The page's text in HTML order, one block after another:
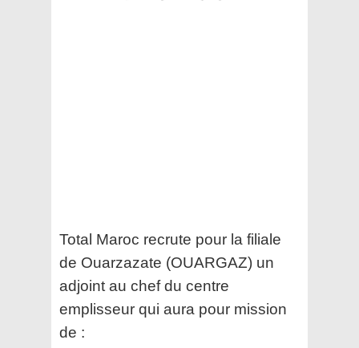
Total Maroc recrute pour la filiale
de Ouarzazate (OUARGAZ) un
adjoint au chef du centre
emplisseur qui aura pour mission
de :